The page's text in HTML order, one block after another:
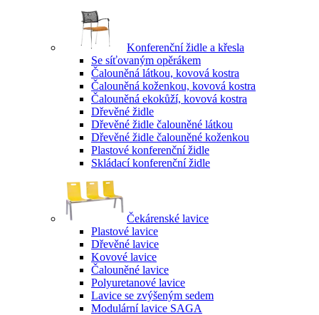
Konferenční židle a křesla
Se síťovaným opěrákem
Čalouněná látkou, kovová kostra
Čalouněná koženkou, kovová kostra
Čalouněná ekokůží, kovová kostra
Dřevěné židle
Dřevěné židle čalouněné látkou
Dřevěné židle čalouněné koženkou
Plastové konferenční židle
Skládací konferenční židle
Čekárenské lavice
Plastové lavice
Dřevěné lavice
Kovové lavice
Čalouněné lavice
Polyuretanové lavice
Lavice se zvýšeným sedem
Modulární lavice SAGA